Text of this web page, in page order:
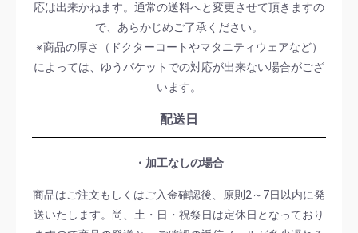
応は出来かねます。通常の送料へと変更させて頂きますの
で、あらかじめご了承ください。
※商品の厚さ（ドクターコートやマタニティウェアなど）
によっては、ゆうパケットでの対応が出来ない場合がござ
います。
配送日
・加工なしの場合
商品はご注文もしくはご入金確認後、原則2～7日以内に発
送いたします。尚、土・日・祝祭日は定休日となっており